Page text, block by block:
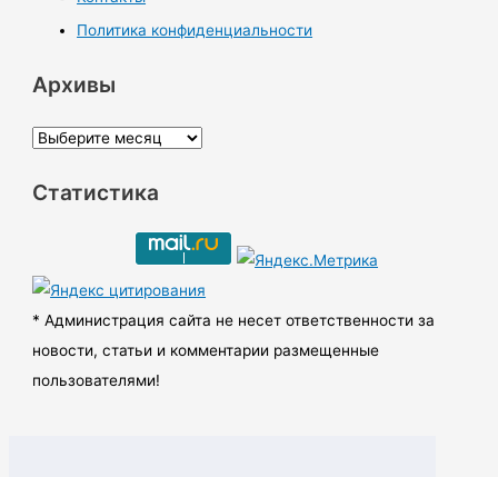
Политика конфиденциальности
Архивы
А
х
ы
Статистика
* Администрация сайта не несет ответственности за
новости, статьи и комментарии размещенные
пользователями!